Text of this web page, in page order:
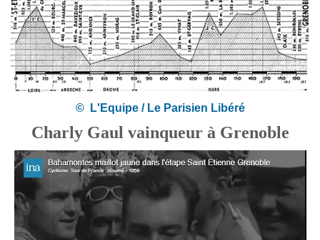
© L'Equipe / Le Parisien Libéré
Charly Gaul vainqueur à Grenoble